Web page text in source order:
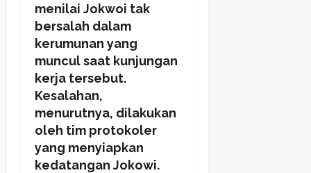
menilai Jokwoi tak
bersalah dalam
kerumunan yang
muncul saat kunjungan
kerja tersebut.
Kesalahan,
menurutnya, dilakukan
oleh tim protokoler
yang menyiapkan
kedatangan Jokowi.